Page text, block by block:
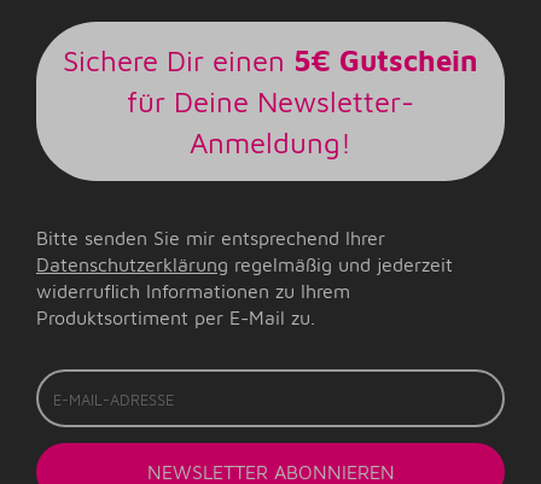
Sichere Dir einen 5€ Gutschein
für Deine Newsletter-
Anmeldung!
Bitte senden Sie mir entsprechend Ihrer
Datenschutzerklärung regelmäßig und jederzeit
widerruflich Informationen zu Ihrem
Produktsortiment per E-Mail zu.
E-
Mail-
Adresse
NEWSLETTER ABONNIEREN